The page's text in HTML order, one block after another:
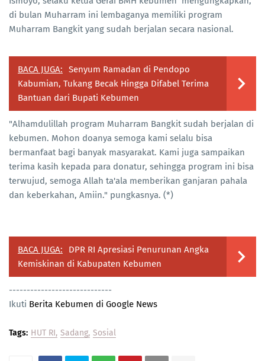
di bulan Muharram ini lembaganya memiliki program
Muharram Bangkit yang sudah berjalan secara nasional.
BACA JUGA:
Senyum Ramadan di Pendopo
Kabumian, Tukang Becak Hingga Difabel Terima
Bantuan dari Bupati Kebumen
"Alhamdulillah program Muharram Bangkit sudah berjalan di
kebumen. Mohon doanya semoga kami selalu bisa
bermanfaat bagi banyak masyarakat. Kami juga sampaikan
terima kasih kepada para donatur, sehingga program ini bisa
terwujud, semoga Allah ta'ala memberikan ganjaran pahala
dan keberkahan, Amiin." pungkasnya. (*)
BACA JUGA:
DPR RI Apresiasi Penurunan Angka
Kemiskinan di Kabupaten Kebumen
-----------------------------
Ikuti Berita Kebumen di Google News
Tags: HUT RI Sadang Sosial